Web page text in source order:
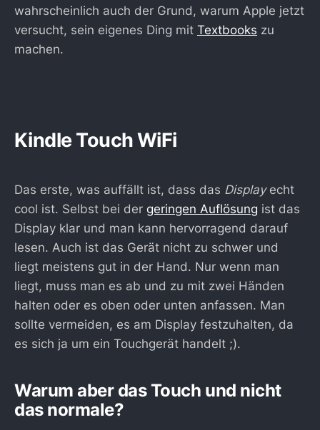
wahrscheinlich auch der Grund, warum Apple jetzt
versucht, sein eigenes Ding mit Textbooks zu
machen.
Kindle Touch WiFi
Das erste, was auffällt ist, dass das Displayecht
cool ist. Selbst bei der geringen Auflösung ist das
Display klar und man kann hervorragend darauf
lesen. Auch ist das Gerät nicht zu schwer und
liegt meistens gut in der Hand. Nur wenn man
liegt, muss man es ab und zu mit zwei Händen
halten oder es oben oder unten anfassen. Man
sollte vermeiden, es am Display festzuhalten, da
es sich ja um ein Touchgerät handelt ;).
Warum aber das Touch und nicht
das normale?